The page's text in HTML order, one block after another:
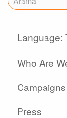
Language:
Who Are
Campaigns
Press